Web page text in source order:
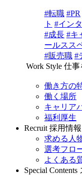
#転職 #PR
ト #イン
#成長 #キ
ールスス
#販売職 #
Work Style 仕事
働き方の
働く場所
キャリア
福利厚生
Recruit 採用情報
求める人
選考フロ
よくある
Special Contents